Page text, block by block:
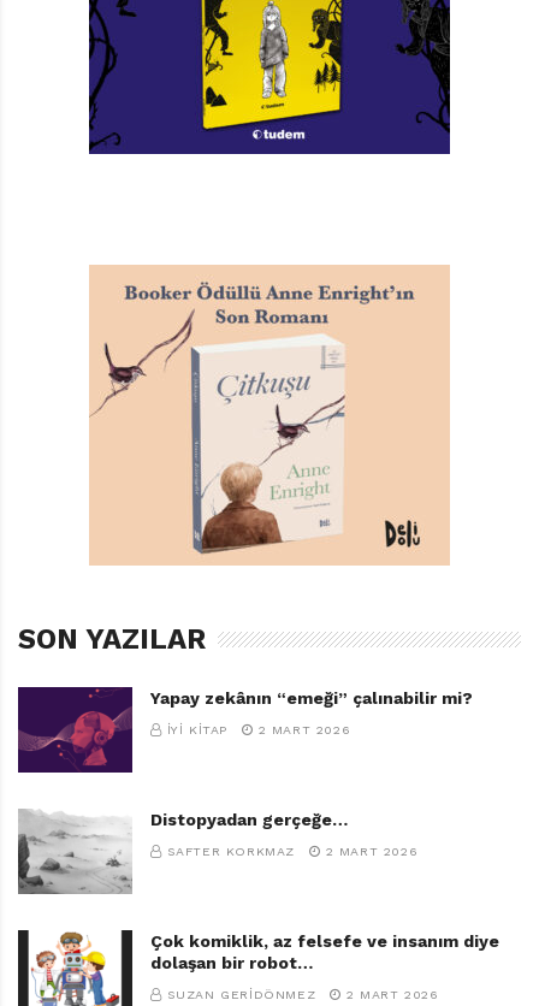
SON YAZILAR
Yapay zekânın “emeği” çalınabilir mi?
İYI KITAP 2 MART 2026
Distopyadan gerçeğe…
SAFTER KORKMAZ 2 MART 2026
Çok komiklik, az felsefe ve insanım diye
dolaşan bir robot…
SUZAN GERIDÖNMEZ 2 MART 2026